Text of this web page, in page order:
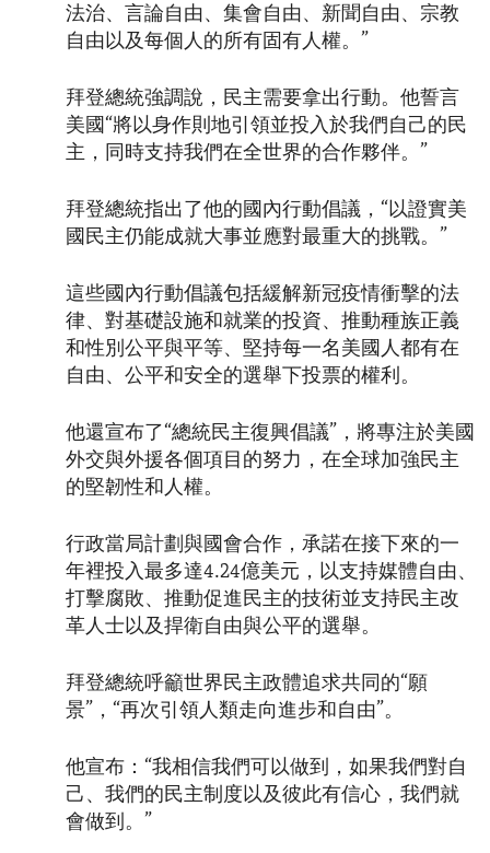
法治、言論自由、集會自由、新聞自由、宗教
自由以及每個人的所有固有人權。”
拜登總統強調說，民主需要拿出行動。他誓言
美國“將以身作則地引領並投入於我們自己的民
主，同時支持我們在全世界的合作夥伴。”
拜登總統指出了他的國內行動倡議，“以證實美
國民主仍能成就大事並應對最重大的挑戰。”
這些國內行動倡議包括緩解新冠疫情衝擊的法
律、對基礎設施和就業的投資、推動種族正義
和性別公平與平等、堅持每一名美國人都有在
自由、公平和安全的選舉下投票的權利。
他還宣布了“總統民主復興倡議”，將專注於美國
外交與外援各個項目的努力，在全球加強民主
的堅韌性和人權。
行政當局計劃與國會合作，承諾在接下來的一
年裡投入最多達4.24億美元，以支持媒體自由、
打擊腐敗、推動促進民主的技術並支持民主改
革人士以及捍衛自由與公平的選舉。
拜登總統呼籲世界民主政體追求共同的“願
景”，“再次引領人類走向進步和自由”。
他宣布：“我相信我們可以做到，如果我們對自
己、我們的民主制度以及彼此有信心，我們就
會做到。”